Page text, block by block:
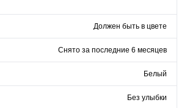
Должен быть в цвете
Снято за последние 6 месяцев
Белый
Без улыбки